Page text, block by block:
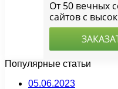
Популярные статьи
05.06.2023